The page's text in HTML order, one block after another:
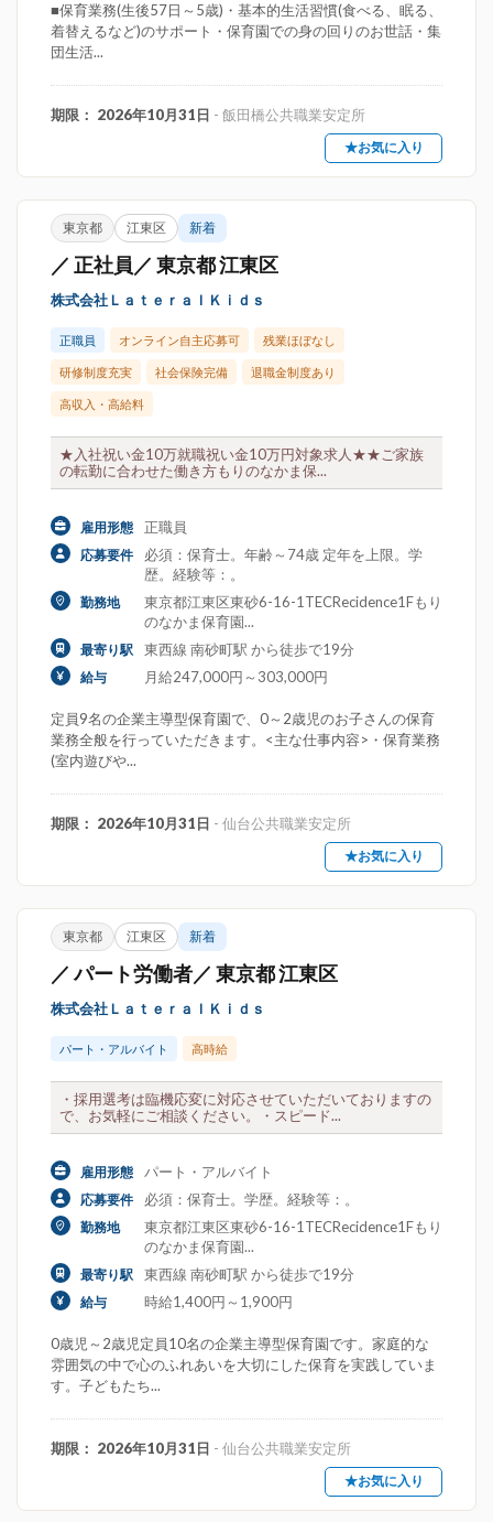
■保育業務(生後57日～5歳)・基本的生活習慣(食べる、眠る、
着替えるなど)のサポート・保育園での身の回りのお世話・集
団生活...
期限： 2026年10月31日 - 飯田橋公共職業安定所
★お気に入り
東京都 江東区 新着
／ 正社員／ 東京都 江東区
株式会社ＬａｔｅｒａｌＫｉｄｓ
正職員 オンライン自主応募可 残業ほぼなし
研修制度充実 社会保険完備 退職金制度あり
高収入・高給料
★入社祝い金10万就職祝い金10万円対象求人★★ご家族
の転勤に合わせた働き方もりのなかま保...
雇用形態 正職員
応募要件
必須：保育士。年齢～74歳 定年を上限。学
歴。経験等：。
勤務地
東京都江東区東砂6-16-1TECRecidence1Fもり
のなかま保育園...
最寄り駅 東西線 南砂町駅 から徒歩で19分
給与 月給247,000円～303,000円
定員9名の企業主導型保育園で、0～2歳児のお子さんの保育
業務全般を行っていただきます。<主な仕事内容>・保育業務
(室内遊びや...
期限： 2026年10月31日 - 仙台公共職業安定所
★お気に入り
東京都 江東区 新着
／ パート労働者／ 東京都 江東区
株式会社ＬａｔｅｒａｌＫｉｄｓ
パート・アルバイト 高時給
・採用選考は臨機応変に対応させていただいておりますの
で、お気軽にご相談ください。・スピード...
雇用形態 パート・アルバイト
応募要件 必須：保育士。学歴。経験等：。
勤務地
東京都江東区東砂6-16-1TECRecidence1Fもり
のなかま保育園...
最寄り駅 東西線 南砂町駅 から徒歩で19分
給与 時給1,400円～1,900円
0歳児～2歳児定員10名の企業主導型保育園です。家庭的な
雰囲気の中で心のふれあいを大切にした保育を実践していま
す。子どもたち...
期限： 2026年10月31日 - 仙台公共職業安定所
★お気に入り